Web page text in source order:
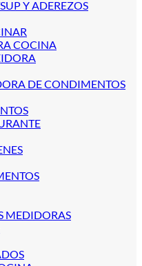
Y ADEREZOS
COCINA
DE CONDIMENTOS
MEDIDORAS